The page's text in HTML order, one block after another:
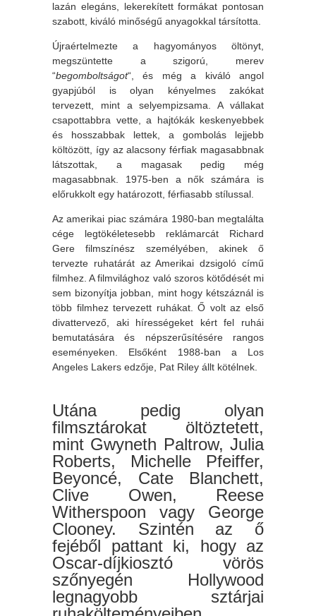
lazán elegáns, lekerekített formákat pontosan
szabott, kiváló minőségű anyagokkal társította.
Újraértelmezte a hagyományos öltönyt,
megszüntette a szigorú, merev
“begomboltságot“, és még a kiváló angol
gyapjúból is olyan kényelmes zakókat
tervezett, mint a selyempizsama. A vállakat
csapottabbra vette, a hajtókák keskenyebbek
és hosszabbak lettek, a gombolás lejjebb
költözött, így az alacsony férfiak magasabbnak
látszottak, a magasak pedig még
magasabbnak. 1975-ben a nők számára is
előrukkolt egy határozott, férfiasabb stílussal.
Az amerikai piac számára 1980-ban megtalálta
cége legtökéletesebb reklámarcát Richard
Gere filmszínész személyében, akinek ő
tervezte ruhatárát az Amerikai dzsigoló című
filmhez. A filmvilághoz való szoros kötődését mi
sem bizonyítja jobban, mint hogy kétszáznál is
több filmhez tervezett ruhákat. Ő volt az első
divattervező, aki hírességeket kért fel ruhái
bemutatására és népszerűsítésére rangos
eseményeken. Elsőként 1988-ban a Los
Angeles Lakers edzője, Pat Riley állt kötélnek.
Utána pedig olyan
filmsztárokat öltöztetett,
mint Gwyneth Paltrow, Julia
Roberts, Michelle Pfeiffer,
Beyoncé, Cate Blanchett,
Clive Owen, Reese
Witherspoon vagy George
Clooney. Szintén az ő
fejéből pattant ki, hogy az
Oscar-díjkiosztó vörös
szőnyegén Hollywood
legnagyobb sztárjai